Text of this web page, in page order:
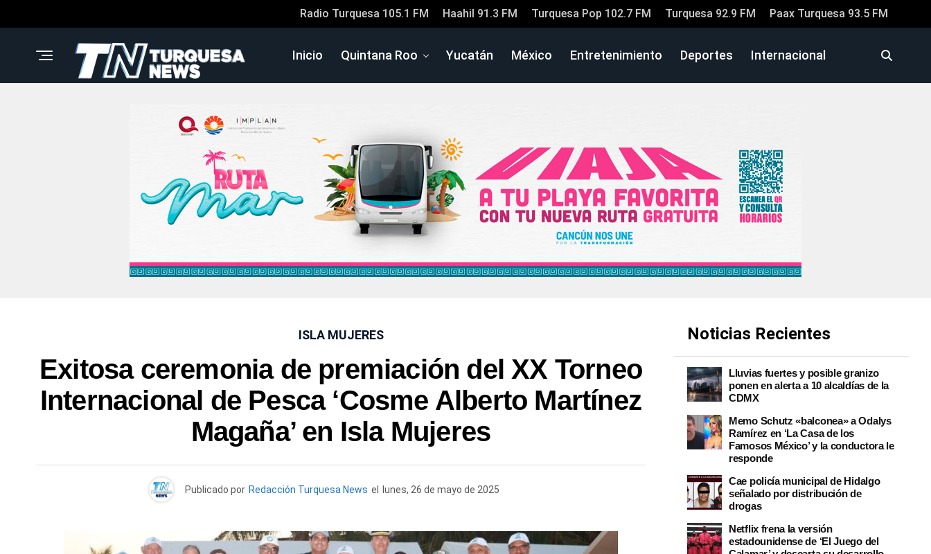
Radio Turquesa 105.1 FM Haahil 91.3 FM Turquesa Pop 102.7 FM Turquesa 92.9 FM Paax Turquesa 93.5 FM
Inicio Quintana Roo Yucatán México Entretenimiento Deportes Internacional
ISLA MUJERES
Exitosa ceremonia de premiación del XX Torneo
Internacional de Pesca ‘Cosme Alberto Martínez
Magaña’ en Isla Mujeres
Publicado por Redacción Turquesa News el lunes, 26 de mayo de 2025
Noticias Recientes
Lluvias fuertes y posible granizo
ponen en alerta a 10 alcaldías de la
CDMX
Memo Schutz «balconea» a Odalys
Ramírez en ‘La Casa de los
Famosos México’ y la conductora le
responde
Cae policía municipal de Hidalgo
señalado por distribución de
drogas
Netflix frena la versión
estadounidense de ‘El Juego del